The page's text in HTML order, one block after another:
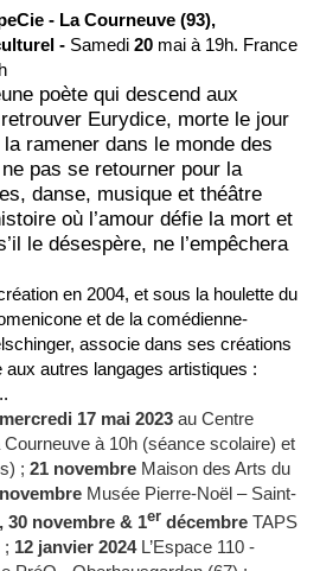
- La Courneuve (93),
- Samedi 20 mai à 19h. France
poète qui descend aux
Eurydice, morte le jour
ramener dans le monde des
pas se retourner pour la
danse, musique et théâtre
où l’amour défie la mort et
le désespère, ne l’empêchera
en 2004, et sous la houlette du
et de la comédienne-
associe dans ses créations
autres langages artistiques :
mercredi 17 mai 2023 au Centre
à 10h (séance scolaire) et
; 21 novembre Maison des Arts du
Musée Pierre-Noël – Saint-
30 novembre & 1er décembre TAPS
; 12 janvier 2024L’Espace 110 -